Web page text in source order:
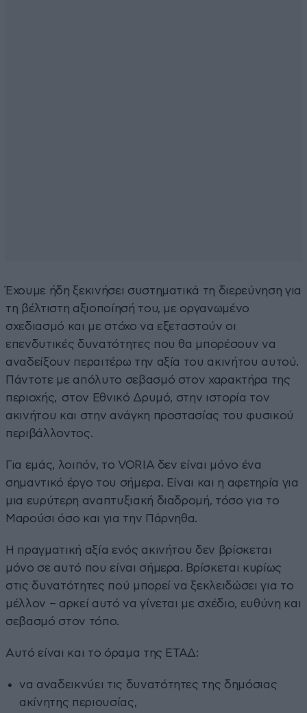
Έχουμε ήδη ξεκινήσει συστηματικά τη διερεύνηση για
τη βέλτιστη αξιοποίησή του, με οργανωμένο
σχεδιασμό και με στόχο να εξεταστούν οι
επενδυτικές δυνατότητες που θα μπορέσουν να
αναδείξουν περαιτέρω την αξία του ακινήτου αυτού.
Πάντοτε με απόλυτο σεβασμό στον χαρακτήρα της
περιοχής, στον Εθνικό Δρυμό, στην ιστορία τον
ακινήτου και στην ανάγκη προστασίας του φυσικού
περιβάλλοντος.
Για εμάς, λοιπόν, το VORIA δεν είναι μόνο ένα
σημαντικό έργο του σήμερα. Είναι και η αφετηρία για
μια ευρύτερη αναπτυξιακή διαδρομή, τόσο για το
Μαρούσι όσο και για την Πάρνηθα.
Η πραγματική αξία ενός ακινήτου δεν βρίσκεται
μόνο σε αυτό που είναι σήμερα. Βρίσκεται κυρίως
στις δυνατότητες πού μπορεί να ξεκλειδώσει για το
μέλλον – αρκεί αυτό να γίνεται με σχέδιο, ευθύνη και
σεβασμό στον τόπο.
Αυτό είναι και το όραμα της ΕΤΑΔ:
να αναδεικνύει τις δυνατότητες της δημόσιας
ακίνητης περιουσίας,